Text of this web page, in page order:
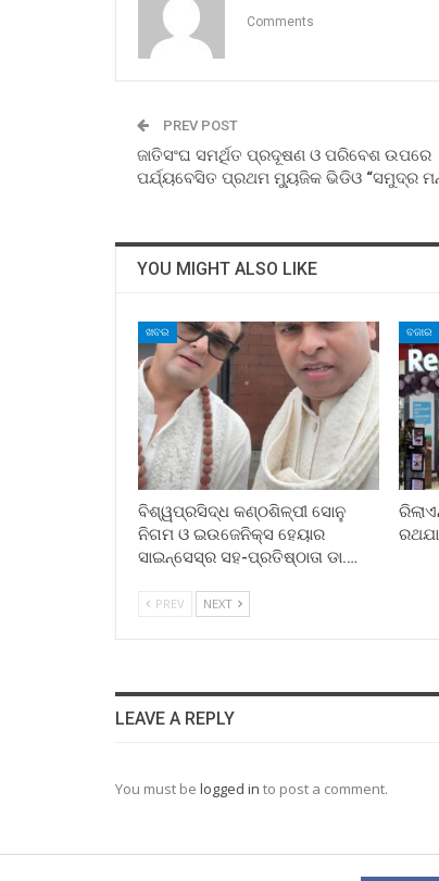
Comments
PREV POST
ଜାତିସଂଘ ସମର୍ଥିତ ପ୍ରଦୂଷଣ ଓ ପରିବେଶ ଉପରେ
ପର୍ଯ୍ୟବେସିତ ପ୍ରଥମ ମ୍ୟୁଜିକ ଭିଡିଓ “ସମୁଦ୍ର
YOU MIGHT ALSO LIKE
ଖବର
ବିଶ୍ୱପ୍ରସିଦ୍ଧ କଣ୍ଠଶିଳ୍ପୀ ସୋନୁ
ନିଗମ ଓ ଇଉଜେନିକ୍ସ ହେୟାର
ସାଇନ୍ସେସ୍ର ସହ-ପ୍ରତିଷ୍ଠାତା ଡା.…
ବଜାର
PREV NEXT
LEAVE A REPLY
You must be logged in to post a comment.